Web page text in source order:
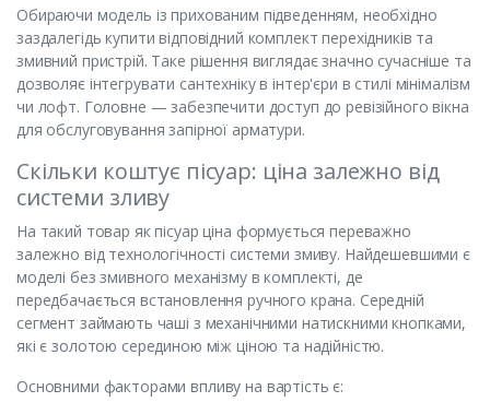
Обираючи модель із прихованим підведенням, необхідно
заздалегідь купити відповідний комплект перехідників та
змивний пристрій. Таке рішення виглядає значно сучасніше та
дозволяє інтегрувати сантехніку в інтер'єри в стилі мінімалізм
чи лофт. Головне — забезпечити доступ до ревізійного вікна
для обслуговування запірної арматури.
Скільки коштує пісуар: ціна залежно від
системи зливу
На такий товар як пісуар ціна формується переважно
залежно від технологічності системи змиву. Найдешевшими є
моделі без змивного механізму в комплекті, де
передбачається встановлення ручного крана. Середній
сегмент займають чаші з механічними натискними кнопками,
які є золотою серединою між ціною та надійністю.
Основними факторами впливу на вартість є: